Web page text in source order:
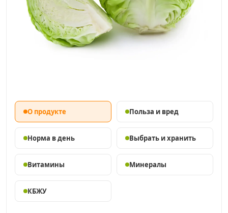
О продукте Польза и вред
Норма в день Выбрать и хранить
Витамины Минералы
КБЖУ